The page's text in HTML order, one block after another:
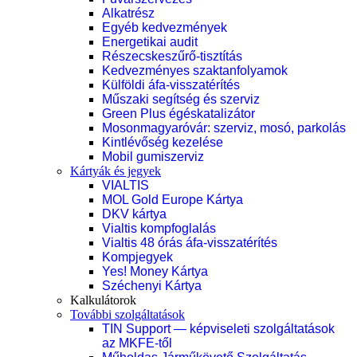
Alkatrész
Egyéb kedvezmények
Energetikai audit
Részecskeszűrő-tisztítás
Kedvezményes szaktanfolyamok
Külföldi áfa-visszatérítés
Műszaki segítség és szerviz
Green Plus égéskatalizátor
Mosonmagyaróvár: szerviz, mosó, parkolás
Kintlévőség kezelése
Mobil gumiszerviz
Kártyák és jegyek
VIALTIS
MOL Gold Europe Kártya
DKV kártya
Vialtis kompfoglalás
Vialtis 48 órás áfa-visszatérítés
Kompjegyek
Yes! Money Kártya
Széchenyi Kártya
Kalkulátorok
További szolgáltatások
TIN Support — képviseleti szolgáltatások
az MKFE-től